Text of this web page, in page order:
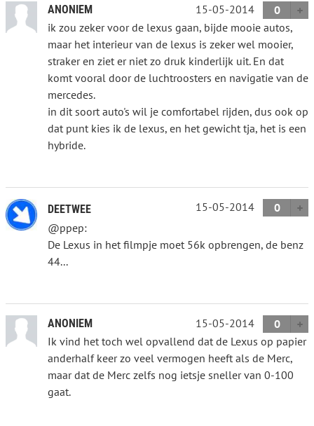
ANONIEM 15-05-2014
0
ik zou zeker voor de lexus gaan, bijde mooie autos,
maar het interieur van de lexus is zeker wel mooier,
straker en ziet er niet zo druk kinderlijk uit. En dat
komt vooral door de luchtroosters en navigatie van de
mercedes.
in dit soort auto's wil je comfortabel rijden, dus ook op
dat punt kies ik de lexus, en het gewicht tja, het is een
hybride.
DEETWEE 15-05-2014
0
@ppep:
De Lexus in het filmpje moet 56k opbrengen, de benz
44...
ANONIEM 15-05-2014
0
Ik vind het toch wel opvallend dat de Lexus op papier
anderhalf keer zo veel vermogen heeft als de Merc,
maar dat de Merc zelfs nog ietsje sneller van 0-100
gaat.